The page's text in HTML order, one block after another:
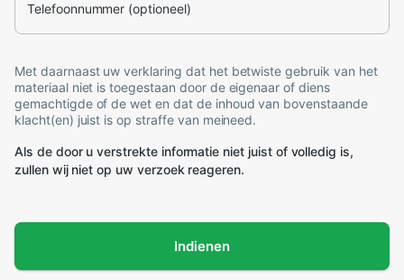
Telefoonnummer (optioneel)
Met daarnaast uw verklaring dat het betwiste gebruik van het
materiaal niet is toegestaan door de eigenaar of diens
gemachtigde of de wet en dat de inhoud van bovenstaande
klacht(en) juist is op straffe van meineed.
Als de door u verstrekte informatie niet juist of volledig is,
zullen wij niet op uw verzoek reageren.
Indienen